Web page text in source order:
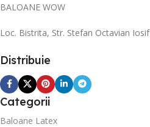
BALOANE WOW
Loc. Bistrita, Str. Stefan Octavian
Distribuie
Categorii
Baloane Latex